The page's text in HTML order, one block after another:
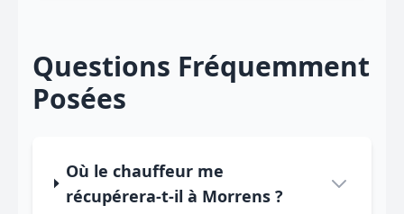
Questions Fréquemment
Posées
Où le chauffeur me
récupérera-t-il à Morrens ?